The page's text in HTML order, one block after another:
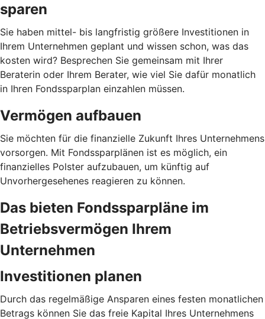
sparen
Sie haben mittel- bis langfristig größere Investitionen in
Ihrem Unternehmen geplant und wissen schon, was das
kosten wird? Besprechen Sie gemeinsam mit Ihrer
Beraterin oder Ihrem Berater, wie viel Sie dafür monatlich
in Ihren Fondssparplan einzahlen müssen.
Vermögen aufbauen
Sie möchten für die finanzielle Zukunft Ihres Unternehmens
vorsorgen. Mit Fondssparplänen ist es möglich, ein
finanzielles Polster aufzubauen, um künftig auf
Unvorhergesehenes reagieren zu können.
Das bieten Fondssparpläne im
Betriebsvermögen Ihrem
Unternehmen
Investitionen planen
Durch das regelmäßige Ansparen eines festen monatlichen
Betrags können Sie das freie Kapital Ihres Unternehmens